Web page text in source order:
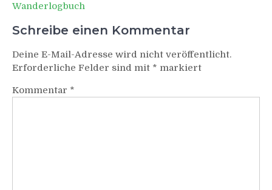
Wanderlogbuch
Schreibe einen Kommentar
Deine E-Mail-Adresse wird nicht veröffentlicht.
Erforderliche Felder sind mit * markiert
Kommentar *